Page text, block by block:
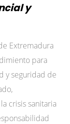
y
Extremadura
para
y seguridad de
crisis sanitaria